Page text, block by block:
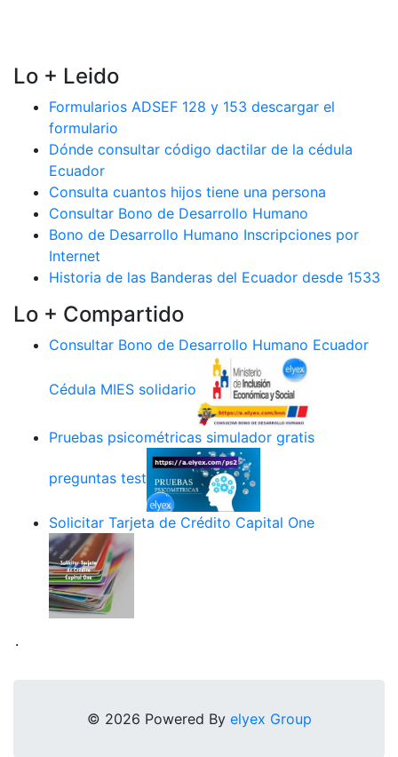
Lo + Leido
Formularios ADSEF 128 y 153 descargar el
formulario
Dónde consultar código dactilar de la cédula
Ecuador
Consulta cuantos hijos tiene una persona
Consultar Bono de Desarrollo Humano
Bono de Desarrollo Humano Inscripciones por
Internet
Historia de las Banderas del Ecuador desde 1533
Lo + Compartido
Consultar Bono de Desarrollo Humano Ecuador
Cédula MIES solidario
Pruebas psicométricas simulador gratis
preguntas test
Solicitar Tarjeta de Crédito Capital One
.
© 2026 Powered By elyex Group